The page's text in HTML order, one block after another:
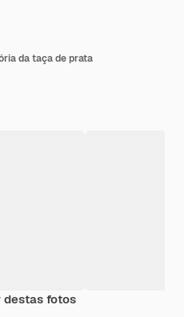
da taça de prata
destas fotos